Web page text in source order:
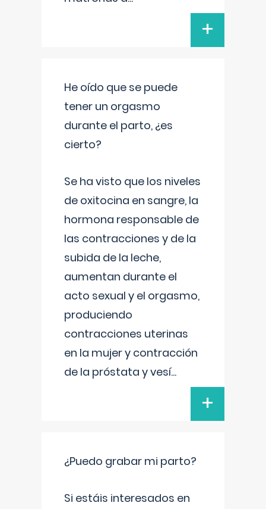
+
He oído que se puede
tener un orgasmo
durante el parto, ¿es
cierto?
Se ha visto que los niveles
de oxitocina en sangre, la
hormona responsable de
las contracciones y de la
subida de la leche,
aumentan durante el
acto sexual y el orgasmo,
produciendo
contracciones uterinas
en la mujer y contracción
de la próstata y vesí...
+
¿Puedo grabar mi parto?
Si estáis interesados en